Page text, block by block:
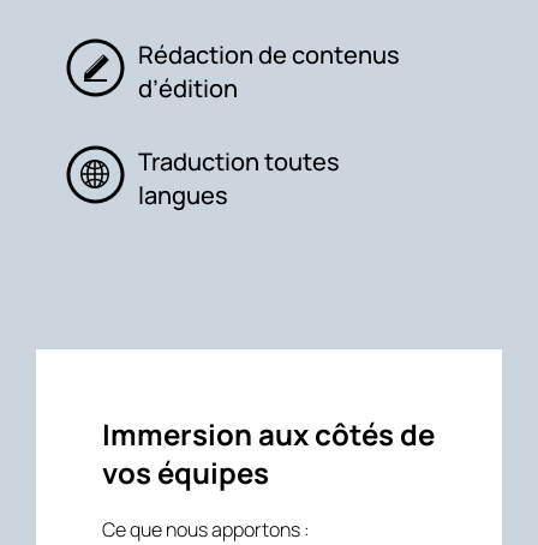
Rédaction de contenus
d’édition
Traduction toutes
langues
Immersion aux côtés de
vos équipes
Ce que nous apportons :